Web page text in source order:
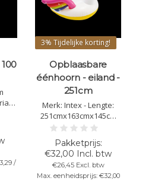
is
/
3% Tijdelijke korting!
Opblaasbare
éénhoorn - eiland -
251cm
Merk: Intex - Lengte:
251cmx163cmx145cm
opgeblazen - Materiaal:
PVC - Kleur: Wit/Roze/...
€32,00 Incl. btw
€26,45 Excl. btw
Max. eenheidsprijs: €32,00